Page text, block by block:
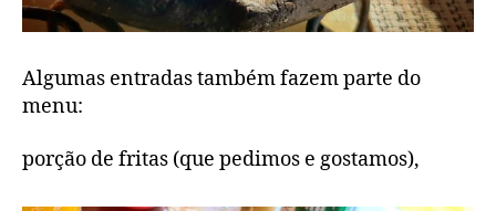
Algumas entradas também fazem parte do
menu:
porção de fritas (que pedimos e gostamos),